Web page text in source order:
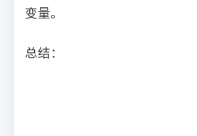
变量。
总结：